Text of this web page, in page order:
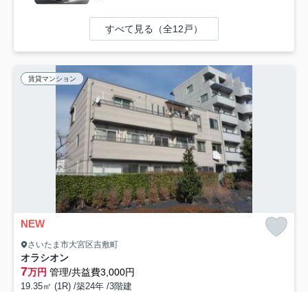
すべて見る（全12戸）
賃貸マンション
NEW
さいたま市大宮区吉敷町
オラシオン
7万円 管理/共益費3,000円
19.35㎡ (1R) /築24年 /3階建